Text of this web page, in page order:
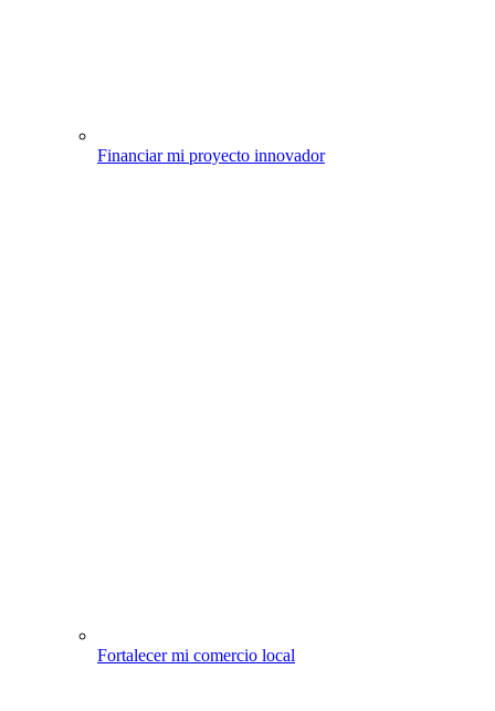
Financiar mi proyecto innovador
Fortalecer mi comercio local